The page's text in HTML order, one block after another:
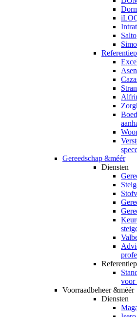
Salto
Gereedschap &méér
Diensten
voor
Voorraadbeheer &méér
Diensten